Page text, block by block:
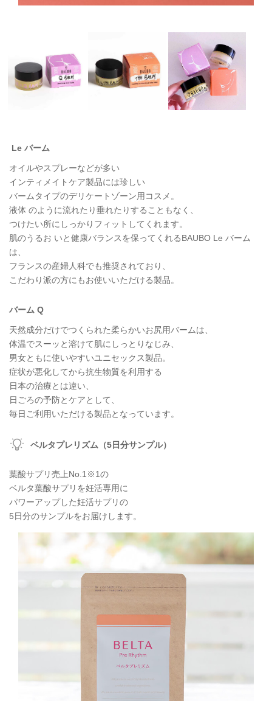
Le バーム
オイルやスプレーなどが多い
インティメイトケア製品には珍しい
バームタイプのデリケートゾーン用コスメ。
液体 のように流れたり垂れたりすることもなく、
つけたい所にしっかりフィットしてくれます。
肌のうるお いと健康バランスを保ってくれるBAUBO Le バーム
は、
フランスの産婦人科でも推奨されており、
こだわり派の方にもお使いいただける製品。
バーム Q
天然成分だけでつくられた柔らかいお尻用バームは、
体温でスーッと溶けて肌にしっとりなじみ、
男女ともに使いやすいユニセックス製品。
症状が悪化してから抗生物質を利用する
日本の治療とは違い、
日ごろの予防とケアとして、
毎日ご利用いただける製品となっています。
ベルタプレリズム（5日分サンプル）
葉酸サプリ売上No.1※1の
ベルタ葉酸サプリを妊活専用に
パワーアップした妊活サプリの
5日分のサンプルをお届けします。